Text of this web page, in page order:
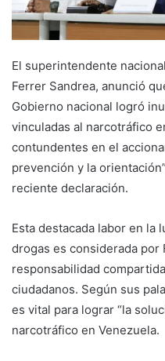
El superintendente
Ferrer Sandrea, anunció
Gobierno nacional logró
vinculadas al narcotráfico
contundentes en el
prevención y la
reciente declaración.
Esta destacada labor en la
drogas es considerada por
responsabilidad
ciudadanos. Según sus
es vital para lograr “la
narcotráfico en Venezuela.